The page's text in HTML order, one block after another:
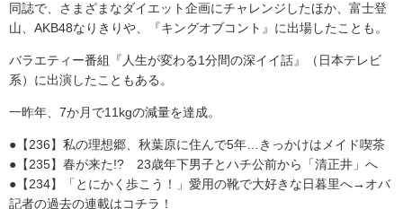
同誌で、さまざまなダイエット企画にチャレンジしたほか、富士登
山、AKB48なりきりや、『キングオブコント』に出場したことも。
バラエティー番組『人生が変わる1分間の深イイ話』（日本テレビ
系）に出演したこともある。
一昨年、7か月で11kgの減量を達成。
●【236】私の理想郷、秋葉原に住んで5年…きっかけはメイド喫茶
●【235】春が来た!? 23歳年下男子とハチ公前から「清正井」へ
●【234】「とにかく歩こう！」愛用の靴で大好きな日暮里へ→オバ
記者の過去の連載はコチラ！